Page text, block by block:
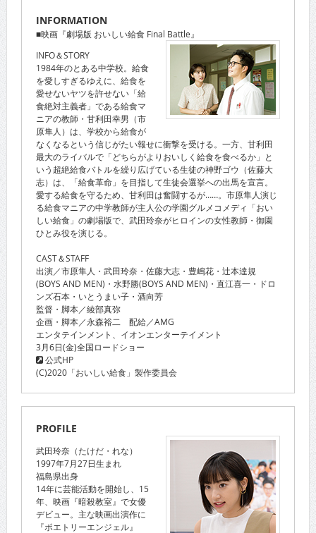
INFORMATION
■映画『劇場版 おいしい給食 Final Battle』
INFO＆STORY
1984年のとある中学校。給食
を愛しすぎるゆえに、給食を
愛せないヤツを許せない「給
食絶対主義者」である給食マ
ニアの教師・甘利田幸男（市
原隼人）は、学校から給食が
なくなるという信じがたい報せに衝撃を受ける。一方、甘利田
最大のライバルで「どちらがよりおいしく給食を食べるか」と
いう超絶給食バトルを繰り広げている生徒の神野ゴウ（佐藤大
志）は、「給食革命」を目指して生徒会選挙への出馬を宣言。
愛する給食を守るため、甘利田は奮闘するが……。市原隼人演じ
る給食マニアの中学教師が主人公の学園グルメコメディ「おい
しい給食」の劇場版で、武田玲奈がヒロインの女性教師・御園
ひとみ役を演じる。
CAST＆STAFF
出演／市原隼人・武田玲奈・佐藤大志・豊嶋花・辻本達規
(BOYS AND MEN)・水野勝(BOYS AND MEN)・直江喜一・ドロ
ンズ石本・いとうまい子・酒向芳
監督・脚本／綾部真弥
企画・脚本／永森裕二 配給／AMG
エンタテインメント、イオンエンターテイメント
3月6日(金)全国ロードショー
公式HP
(C)2020「おいしい給食」製作委員会
PROFILE
武田玲奈（たけだ・れな）
1997年7月27日生まれ
福島県出身
14年に芸能活動を開始し、15
年、映画『暗殺教室』で女優
デビュー。主な映画出演作に
『ポエトリーエンジェル』